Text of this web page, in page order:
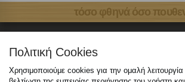
τόσο φθηνά όσο
Καταστήματα
Πολιτική Cookies
Χρησιμοποιούμε cookies για την ομαλή